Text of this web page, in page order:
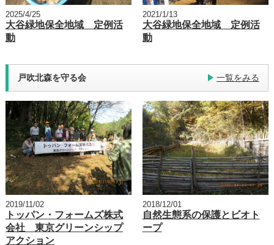
2025/4/25
大谷緑地保全地域 定例活
動
2021/1/13
大谷緑地保全地域 定例活
動
戸吹北森を守る会 一覧をみる
2019/11/02
トッパン・フォームズ株式
会社 東京グリーンシップ
アクション
2018/12/01
自然生態系の保護とビオト
ープ